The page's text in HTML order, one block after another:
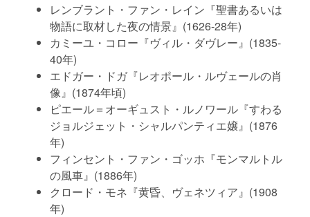
レンブラント・ファン・レイン『聖書あるいは
物語に取材した夜の情景』(1626-28年)
カミーユ・コロー『ヴィル・ダヴレー』(1835-
40年)
エドガー・ドガ『レオポール・ルヴェールの肖
像』(1874年頃)
ピエール＝オーギュスト・ルノワール『すわる
ジョルジェット・シャルパンティエ嬢』(1876
年)
フィンセント・ファン・ゴッホ『モンマルトル
の風車』(1886年)
クロード・モネ『黄昏、ヴェネツィア』(1908
年)